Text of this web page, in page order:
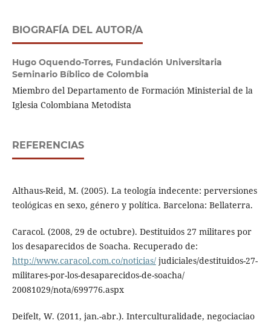
BIOGRAFÍA DEL AUTOR/A
Hugo Oquendo-Torres, Fundación Universitaria
Seminario Bíblico de Colombia
Miembro del Departamento de Formación Ministerial de la
Iglesia Colombiana Metodista
REFERENCIAS
Althaus-Reid, M. (2005). La teología indecente: perversiones
teológicas en sexo, género y política. Barcelona: Bellaterra.
Caracol. (2008, 29 de octubre). Destituidos 27 militares por
los desaparecidos de Soacha. Recuperado de:
http://www.caracol.com.co/noticias/judiciales/destituidos-27-
militares-por-los-desaparecidos-de-soacha/
20081029/nota/699776.aspx
Deifelt, W. (2011, jan.-abr.). Interculturalidade, negociaciao